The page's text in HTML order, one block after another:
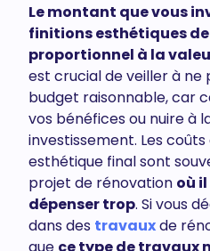
Le montant que vous
finitions esthétiques
proportionnel à la
est crucial de veiller à ne
budget raisonnable, car
vos bénéfices ou nuire à
investissement. Les coûts
esthétique final sont
projet de rénovation où
dépenser trop. Si vous
dans des travauxde
que ce type de travaux